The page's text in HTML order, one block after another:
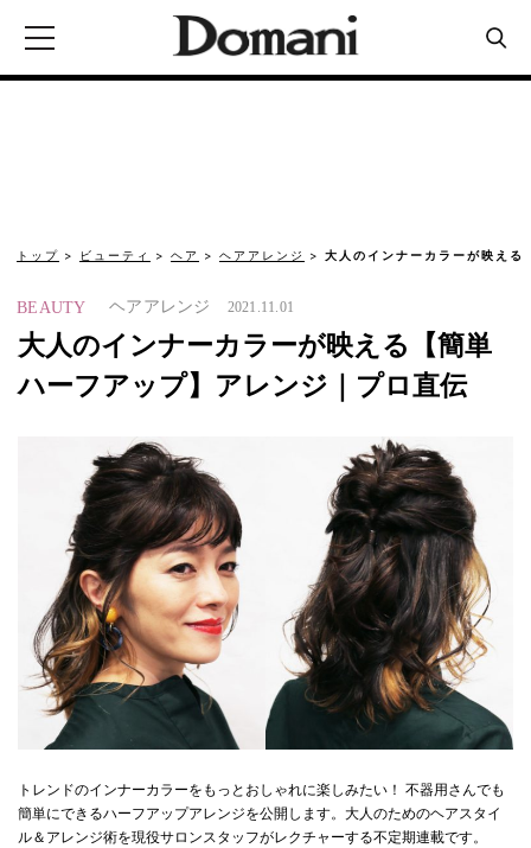
トップ ビューティ ヘア ヘアアレンジ 大人のインナーカラーが映え
BEAUTY ヘアアレンジ 2021.11.01
大人のインナーカラーが映える【簡単
ハーフアップ】アレンジ｜プロ直伝
トレンドのインナーカラーをもっとおしゃれに楽しみたい！ 不器用さんでも
簡単にできるハーフアップアレンジを公開します。大人のためのヘアスタイ
ル＆アレンジ術を現役サロンスタッフがレクチャーする不定期連載です。